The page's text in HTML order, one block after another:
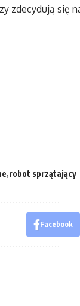
zdecydują się
robot sprzątający
Facebook